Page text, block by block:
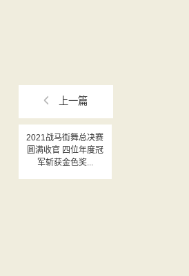
上一篇
2021战马街舞总决赛
圆满收官 四位年度冠
军斩获金色奖...